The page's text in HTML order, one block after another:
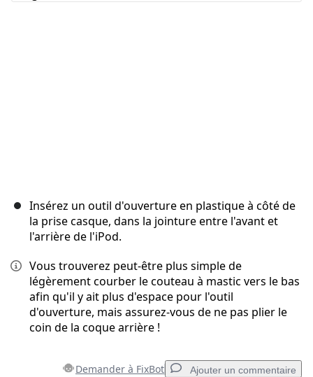
Insérez un outil d'ouverture en plastique à côté de
la prise casque, dans la jointure entre l'avant et
l'arrière de l'iPod.
Vous trouverez peut-être plus simple de
légèrement courber le couteau à mastic vers le bas
afin qu'il y ait plus d'espace pour l'outil
d'ouverture, mais assurez-vous de ne pas plier le
coin de la coque arrière !
Demander à FixBot Ajouter un commentaire